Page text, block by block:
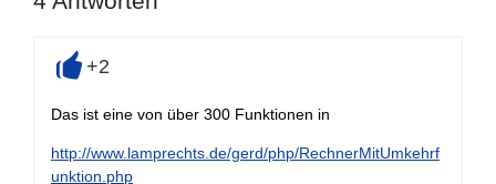
+
+2
Das ist eine von über 300 Funktionen in
http://www.lamprechts.de/gerd/php/RechnerMitUmkehrf
unktion.php